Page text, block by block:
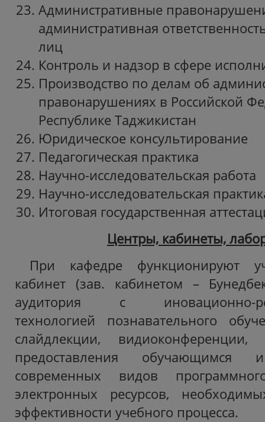
Административные
административная
лиц
Контроль и надзор в сфере
Производство по делам об
правонарушениях в Российской
Республике Таджикистан
Юридическое
Педагогическая практика
Научно-исследовательская
Научно-исследовательская
Итоговая государственная
Центры, кабинеты,
При кафедре функционируют
кабинет (зав. кабинетом –
аудитория с иновационно-
технологией познавательного
слайдлекции, видиоконференции,
предоставления обучающимся
современных видов
электронных ресурсов,
эффективности учебного процесса.